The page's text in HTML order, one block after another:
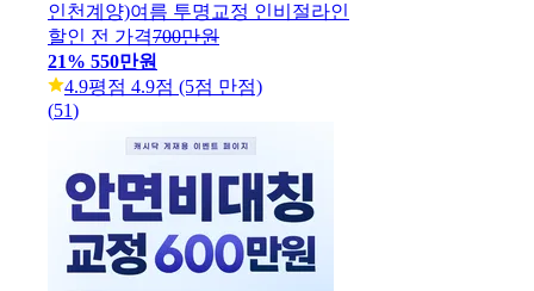
인천계양)여름 투명교정 인비절라인
할인 전 가격700만원
21% 550만원
4.9평점 4.9점 (5점 만점)
(51)